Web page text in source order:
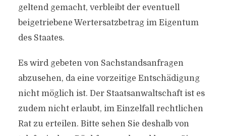
geltend gemacht, verbleibt der eventuell
beigetriebene Wertersatzbetrag im Eigentum
des Staates.
Es wird gebeten von Sachstandsanfragen
abzusehen, da eine vorzeitige Entschädigung
nicht möglich ist. Der Staatsanwaltschaft ist es
zudem nicht erlaubt, im Einzelfall rechtlichen
Rat zu erteilen. Bitte sehen Sie deshalb von